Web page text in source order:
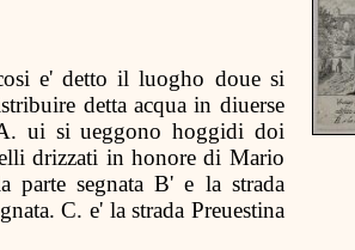
e' detto il luogho doue si
detta acqua in diuerse
ui si ueggono hoggidi doi
drizzati in honore di Mario
segnata B' e la strada
C. e' la strada Preuestina